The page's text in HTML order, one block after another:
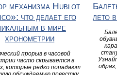
механизма Hublot
что делает его
в мире
хронометрии
прорыв в часовой
часто скрывается в
которые редко попадают
лето